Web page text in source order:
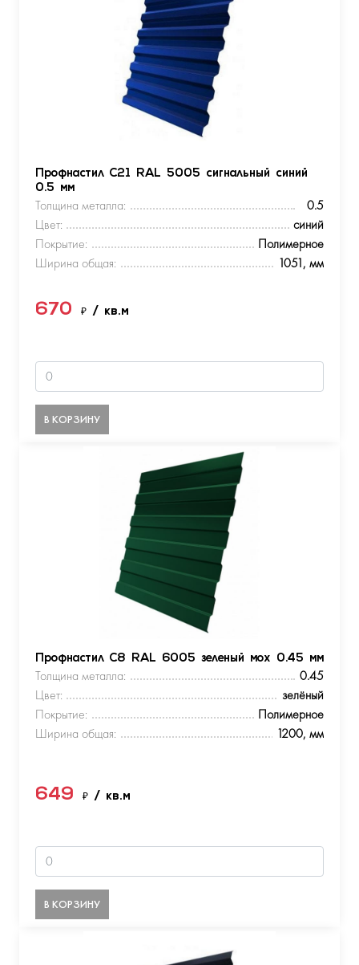
Профнастил С21 RAL 5005 сигнальный синий
0.5 мм
Толщина металла:
0.5
Цвет:
синий
Покрытие:
Полимерное
Ширина общая:
1051, мм
670 ₽ / кв.м
В КОРЗИНУ
Профнастил С8 RAL 6005 зеленый мох 0.45 мм
Толщина металла:
0.45
Цвет:
зелёный
Покрытие:
Полимерное
Ширина общая:
1200, мм
649 ₽ / кв.м
В КОРЗИНУ